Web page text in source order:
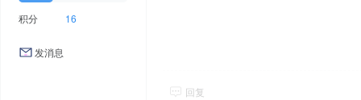
积分 16
发消息
回复